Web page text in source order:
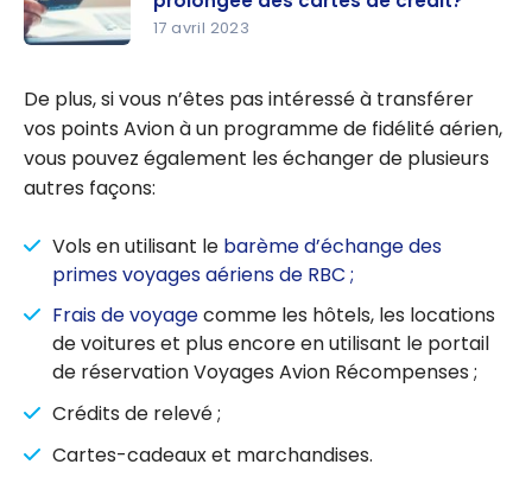
de Crédit
voyages
des cartes
s :
Comment
fonctionne
l’assurance
prolongée
des cartes
17 avril 2023
De plus, si vous n’êtes pas intéressé à transférer
vos points Avion à un programme de fidélité aérien,
vous pouvez également les échanger de plusieurs
autres façons:
Vols en utilisant le barème d’échange des
primes voyages aériens de RBC ;
Frais de voyagecomme les hôtels, les locations
de voitures et plus encore en utilisant le portail
de réservation Voyages Avion Récompenses ;
Crédits de relevé ;
Cartes-cadeaux et marchandises.